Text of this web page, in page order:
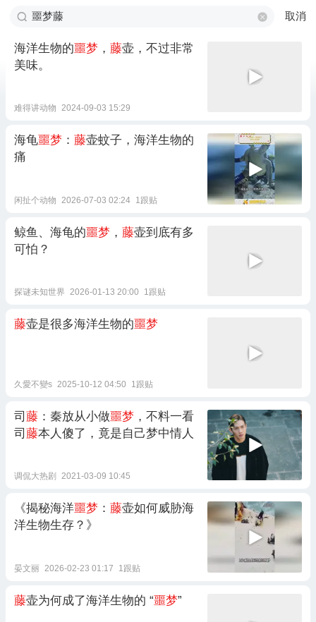
取消
海洋生物的噩梦 ， 藤壶，不过非常
美味。
难得讲动物 2024-09-03 15:29
海龟噩梦 ： 藤壶蚊子，海洋生物的
痛
闲扯个动物 2026-07-03 02:24 1跟贴
鲸鱼、海龟的噩梦 ， 藤壶到底有多
可怕？
探谜未知世界 2026-01-13 20:00 1跟贴
藤壶是很多海洋生物的噩梦
久愛不變s 2025-10-12 04:50 1跟贴
司 藤 ：秦放从小做噩梦 ，不料一看
司 藤本人傻了，竟是自己梦中情人
调侃大热剧 2021-03-09 10:45
《揭秘海洋噩梦 ： 藤壶如何威胁海
洋生物生存？》
晏文丽 2026-02-23 01:17 1跟贴
藤壶为何成了海洋生物的 “噩梦”